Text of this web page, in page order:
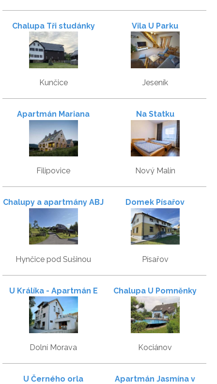
Chalupa Tři studánky
Kunčice
Vila U Parku
Jeseník
Apartmán Mariana
Filipovice
Na Statku
Nový Malín
Chalupy a apartmány ABJ
Kraličák - Hynčice pod
Sušinou
Hynčice pod Sušinou
Domek Písařov
Písařov
U Králíka - Apartmán E
Dolní Morava
Chalupa U Pomněnky
Kociánov
U Černého orla
Apartmán Jasmína v